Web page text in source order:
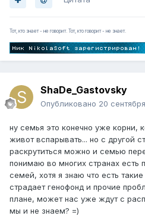
Тот, кто знает - не говорит. Тот, кто говорит - не знает.
ShaDe_Gastovsky
Опубликовано 20
ну семья это конечно уже корни,
живот вспарывать... но с другой
раскрутиться можно и семью
понимаю во многих странах есть
семей, хотя я знаю что есть
страдает генофонд и прочие
плане, может нас уже ждут с
мы и не знаем? =)